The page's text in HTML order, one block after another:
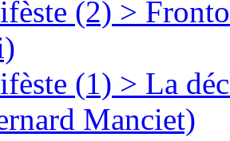
(2) >
(1) > La
Manciet)